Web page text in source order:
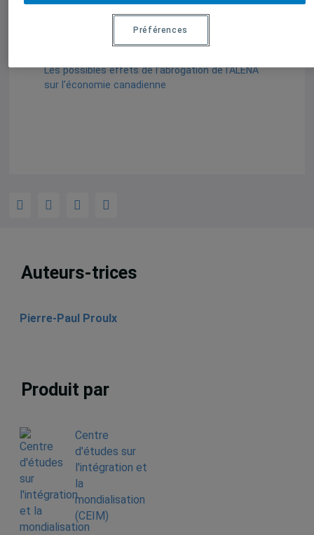
Canada.
Documents joints
Les possibles effets de l’abrogation de l’ALENA
sur l’économie canadienne
Auteurs-trices
Pierre-Paul Proulx
Produit par
Centre
d'études sur
l'intégration et
la
mondialisation
(CEIM)
Préférences